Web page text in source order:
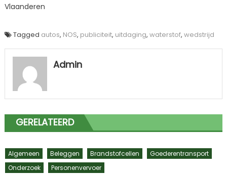
Vlaanderen
Tagged autos, NOS, publiciteit, uitdaging, waterstof, wedstrijd
Admin
GERELATEERD
Algemeen Beleggen Brandstofcellen
Goederentransport
Onderzoek
Personenvervoer